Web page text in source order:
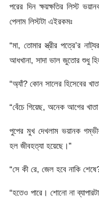
পরের দিন ক্ষয়ক্ষতির লিস্ট
পেলাম লিস্টটা এইরকমঃ
“মা, তোমার স্ত্রীর পত্রে’র
আধখানা, সাদা ভাল জুতোর শুধু
“অ্যাঁ? কোন সালের হিসেবের
“বেঁচে গিয়েছ, অনেক আগের
পুপের মুখ দেখলাম ভয়ানক
হল জীবহত্যা হয়েছে।”
“সে কী রে, জেল হবে নাকি
“হতেও পারে। শোনো না